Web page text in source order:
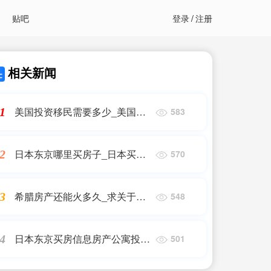
贴吧 登录/注册
相关新闻
美国投资移民需要多少_美国投
583
日本东京哪里买房子_日本买房
570
希腊房产还能火多久_求关于猫
548
日本东京买房信息房产公寓投资
501